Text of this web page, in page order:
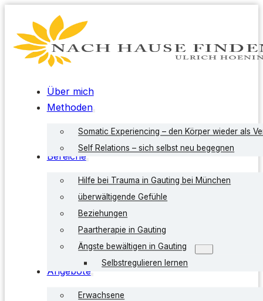
Über mich
Methoden
Somatic Experiencing – den Körper wieder als
Self Relations – sich selbst neu begegnen
Bereiche
Hilfe bei Trauma in Gauting bei München
überwältigende Gefühle
Beziehungen
Paartherapie in Gauting
Ängste bewältigen in Gauting
Selbstregulieren lernen
Angebote
Erwachsene